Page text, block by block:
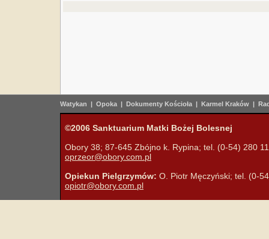
Watykan | Opoka | Dokumenty Kościoła | Karmel Kraków |
©2006 Sanktuarium Matki Bożej Bolesnej
Obory 38; 87-645 Zbójno k. Rypina; tel. (0-54) 280
oprzeor@obory.com.pl
Opiekun Pielgrzymów: O. Piotr Męczyński; tel. (0-
opiotr@obory.com.pl